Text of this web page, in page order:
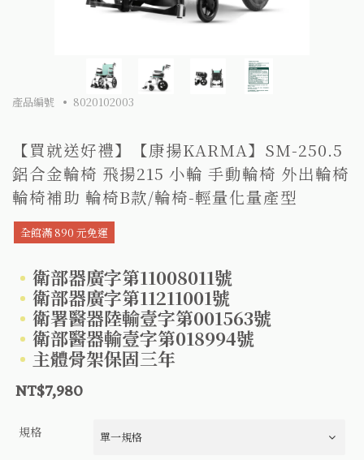
產品編號 8020102003
【買就送好禮】【康揚KARMA】SM-250.5
鋁合金輪椅 飛揚215 小輪 手動輪椅 外出輪椅
輪椅補助 輪椅B款/輪椅-輕量化量產型
全館滿 890 元免運
衛部器廣字第11008011號
衛部器廣字第11211001號
衛署醫器陸輸壹字第001563號
衛部醫器輸壹字第018994號
主體骨架保固三年
NT$7,980
規格